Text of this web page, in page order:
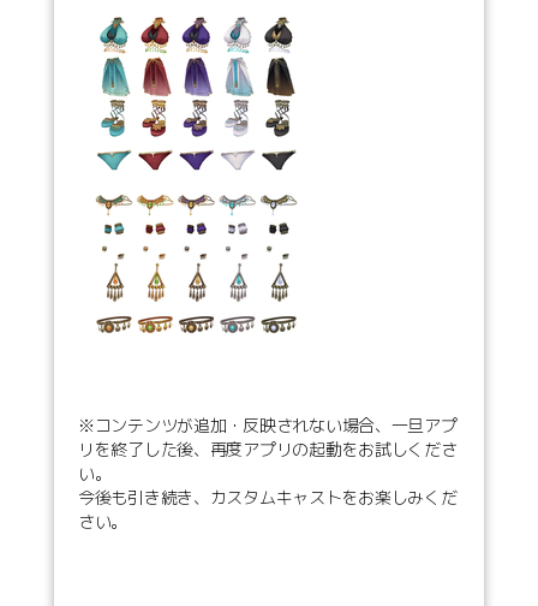
※コンテンツが追加・反映されない場合、一旦アプ
リを終了した後、再度アプリの起動をお試しくださ
い。
今後も引き続き、カスタムキャストをお楽しみくだ
さい。